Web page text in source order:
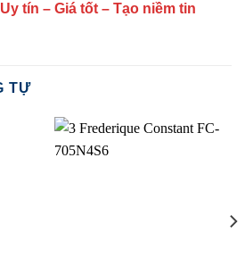
Uy tín – Giá tốt – Tạo niềm tin
TỰ